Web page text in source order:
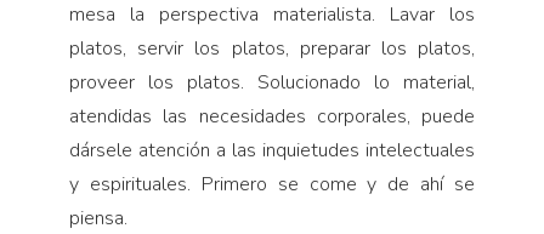
mesa la perspectiva materialista. Lavar los
platos, servir los platos, preparar los platos,
proveer los platos. Solucionado lo material,
atendidas las necesidades corporales, puede
dársele atención a las inquietudes intelectuales
y espirituales. Primero se come y de ahí se
piensa.